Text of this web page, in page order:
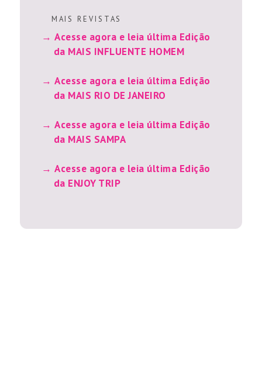
M A I S R E V I S T A S
Acesse agora e leia última Edição
da MAIS INFLUENTE HOMEM
Acesse agora e leia última Edição
da MAIS RIO DE JANEIRO
Acesse agora e leia última Edição
da MAIS SAMPA
Acesse agora e leia última Edição
da ENJOY TRIP